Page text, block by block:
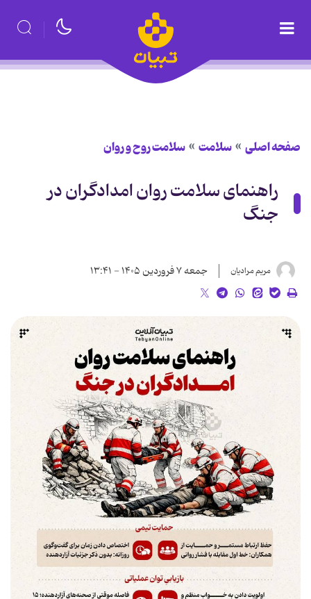
صفحه اصلی سلامت سلامت روح و روان
راهنمای سلامت روان امدادگران در
جنگ
مریم مرادیان جمعه ۷ فروردین ۱۴۰۵ - ۱۳:۴۱